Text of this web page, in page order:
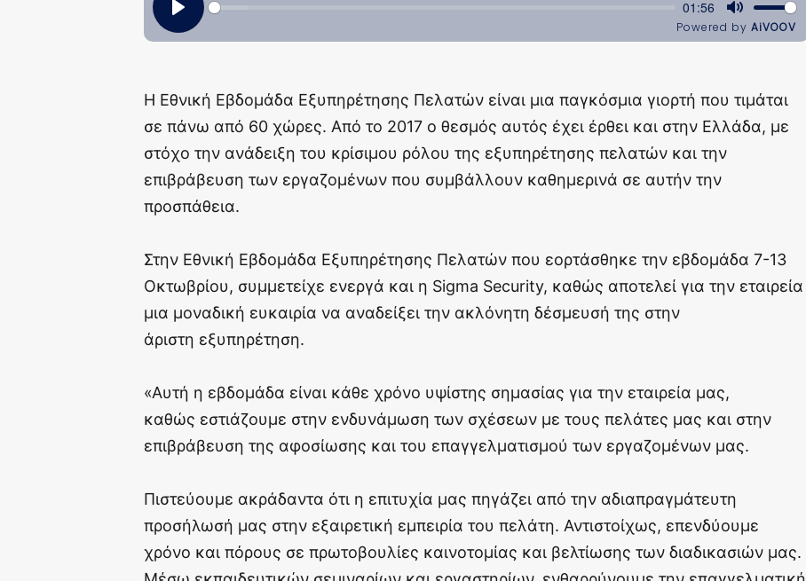
Η Εθνική Εβδομάδα Εξυπηρέτησης Πελατών είναι μια παγκόσμια γιορτή που τιμάται
σε πάνω από 60 χώρες. Από το 2017 ο θεσμός αυτός έχει έρθει και στην Ελλάδα, με
στόχο την ανάδειξη του κρίσιμου ρόλου της εξυπηρέτησης πελατών και την
επιβράβευση των εργαζομένων που συμβάλλουν καθημερινά σε αυτήν την
προσπάθεια.
Στην Εθνική Εβδομάδα Εξυπηρέτησης Πελατών που εορτάσθηκε την εβδομάδα 7-13
Οκτωβρίου, συμμετείχε ενεργά και η Sigma Security, καθώς αποτελεί για την εταιρεία
μια μοναδική ευκαιρία να αναδείξει την ακλόνητη δέσμευσή της στην
άριστη εξυπηρέτηση.
«Αυτή η εβδομάδα είναι κάθε χρόνο υψίστης σημασίας για την εταιρεία μας,
καθώς εστιάζουμε στην ενδυνάμωση των σχέσεων με τους πελάτες μας και στην
επιβράβευση της αφοσίωσης και του επαγγελματισμού των εργαζομένων μας.
Πιστεύουμε ακράδαντα ότι η επιτυχία μας πηγάζει από την αδιαπραγμάτευτη
προσήλωσή μας στην εξαιρετική εμπειρία του πελάτη. Αντιστοίχως, επενδύουμε
χρόνο και πόρους σε πρωτοβουλίες καινοτομίας και βελτίωσης των διαδικασιών μας.